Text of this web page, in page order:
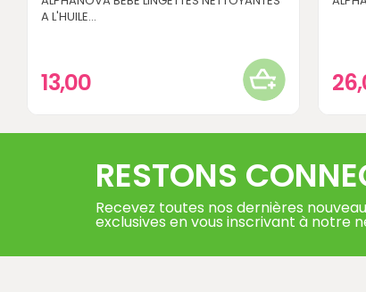
A L'HUILE...
13,00
RESTONS
Recevez toutes nos dernières
exclusives en vous inscrivant à notre